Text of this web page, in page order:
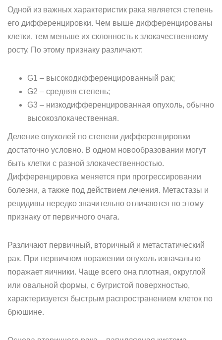
Одной из важных характеристик рака является степень
его дифференцировки. Чем выше дифференцированы
клетки, тем меньше их склонность к злокачественному
росту. По этому признаку различают:
G1 – высокодифференцированный рак;
G2 – средняя степень;
G3 – низкодифференцированная опухоль, обычно
высокозлокачественная.
Деление опухолей по степени дифференцировки
достаточно условно. В одном новообразовании могут
быть клетки с разной злокачественностью.
Дифференцировка меняется при прогрессировании
болезни, а также под действием лечения. Метастазы и
рецидивы нередко значительно отличаются по этому
признаку от первичного очага.
Различают первичный, вторичный и метастатический
рак. При первичном поражении опухоль изначально
поражает яичники. Чаще всего она плотная, округлой
или овальной формы, с бугристой поверхностью,
характеризуется быстрым распространением клеток по
брюшине.